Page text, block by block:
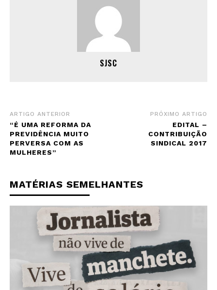
SJSC
ARTIGO ANTERIOR
“É UMA REFORMA DA
PREVIDÊNCIA MUITO
PERVERSA COM AS
MULHERES”
PRÓXIMO ARTIGO
EDITAL –
CONTRIBUIÇÃO
SINDICAL 2017
MATÉRIAS SEMELHANTES